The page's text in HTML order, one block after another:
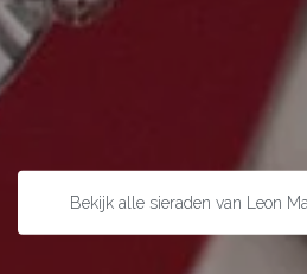
Bekijk alle sieraden van Leon